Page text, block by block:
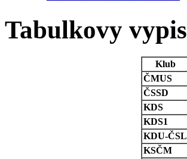
Tabulkovy vypis
Klub
ČMUS
ČSSD
KDS
KDS1
KDU-ČSL
KSČM